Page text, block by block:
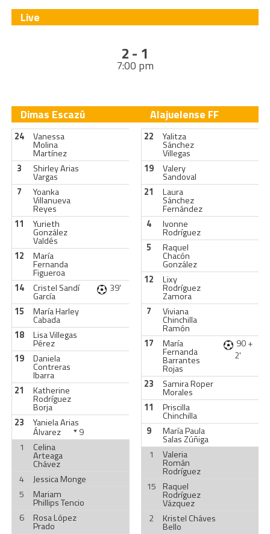
Live
2 - 1
7:00 pm
Dimas Escazú
24 Vanessa
Molina
Martínez
3
Shirley Arias
Vargas
7
Yoanka
Villanueva
Reyes
11
Yurieth
González
Valdés
12
María
Fernanda
Figueroa
14
Cristel Sandí
García
39'
15
María Harley
Cabada
18
Lisa Villegas
Pérez
19
Daniela
Contreras
Ibarra
21
Katherine
Rodríguez
Borja
23
Yaniela Arias
Álvarez
9
1
Celina
Arteaga
Chávez
4
Jessica Monge
5
Mariam
Phillips Tencio
6
Rosa López
Prado
Alajuelense FF
22 Yalitza
Sánchez
Villegas
19
Valery
Sandoval
21
Laura
Sánchez
Fernández
4
Ivonne
Rodríguez
5
Raquel
Chacón
González
12
Lixy
Rodríguez
Zamora
7
Viviana
Chinchilla
Ramón
17
María
Fernanda
Barrantes
Rojas
90 +
2'
23 Samira Roper
Morales
11
Priscilla
Chinchilla
9
María Paula
Salas Zúñiga
1
Valeria
Román
Rodríguez
15 Raquel
Rodríguez
Vázquez
2
Kristel Cháves
Bello